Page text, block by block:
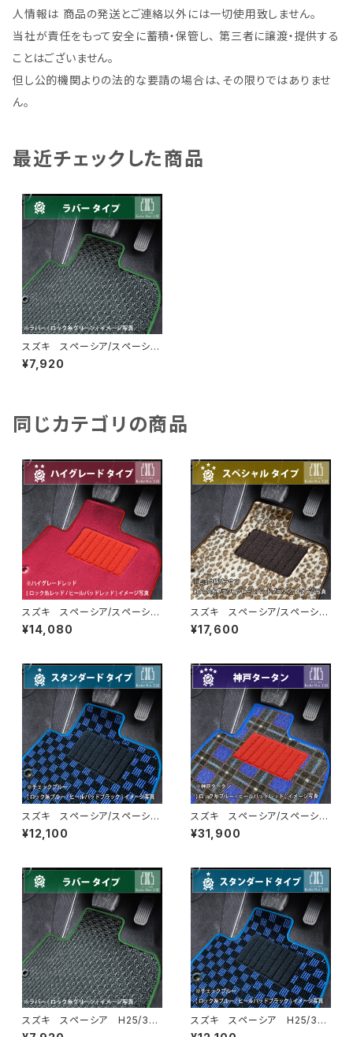
人情報は 商品の発送とご連絡以外には一切使用致しません。
当社が責任をもって安全に蓄積・保管し、 第三者に譲渡・提供する
ことはございません。
但し公的機関よりの法的な要請の場合は、その限りではありませ
ん。
最近チェックした商品
スズキ スペーシア/スペーシア
カスタム R5/11〜 MK54S・
MK94S フロアマット一式 カ
¥7,920
同じカテゴリの商品
スズキ スペーシア/スペーシア
カスタム R5/11〜 MK54S・
MK94S フロアマット一式 カ
¥14,080
スズキ スペーシア/スペーシア
カスタム R5/11〜 MK54S・
MK94S フロアマット一式 カ
¥17,600
スズキ スペーシア/スペーシア
カスタム R5/11〜 MK54S・
MK94S フロアマット一式 カ
¥12,100
スズキ スペーシア/スペーシア
カスタム R5/11〜 MK54S・
MK94S フロアマット一式 カ
¥31,900
スズキ スペーシア H25/3〜
R5/11 MK32S・MK42S・MK
スズキ スペーシア H25/3〜
R5/11 MK32S・MK42S・MK